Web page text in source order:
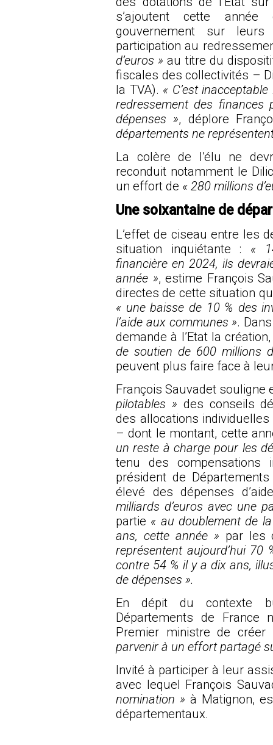
s’ajoutent cette
gouvernement sur
participation au
d’euros »au titre du
fiscales des collectivités –
la TVA). « C’est
redressement des finances
dépenses », déplore
départements ne
La colère de l’élu ne
reconduit notamment le
un effort de « 280 millions
Une soixantaine de
L’effet de ciseau entre les
situation inquiétante : «
financière en 2024, ils
année », estime François
directes de cette situation
« une baisse de 10 % des
l’aide aux communes ».
demande à l’Etat la
de soutien de 600 millions
peuvent plus faire face à
François Sauvadet
pilotables » des conseils
des allocations
– dont le montant, cette
un reste à charge pour les
tenu des compensations
président de
élevé des dépenses
milliards d’euros avec une
partie « au doublement de
ans, cette année » par les
représentent aujourd’hui 70
contre 54 % il y a dix ans,
de dépenses ».
En dépit du contexte
Départements de France
Premier ministre de
parvenir à un effort partagé
Invité à participer à leur
avec lequel François
nomination » à Matignon,
départementaux.